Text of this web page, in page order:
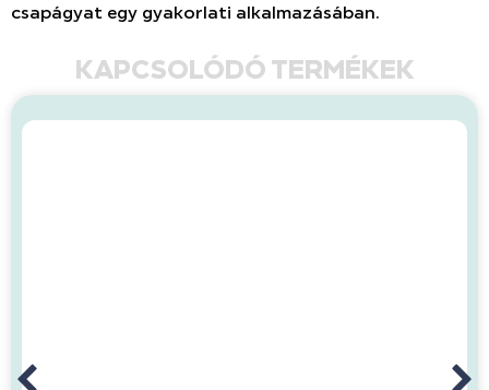
csapágyat egy gyakorlati alkalmazásában.
KAPCSOLÓDÓ TERMÉKEK